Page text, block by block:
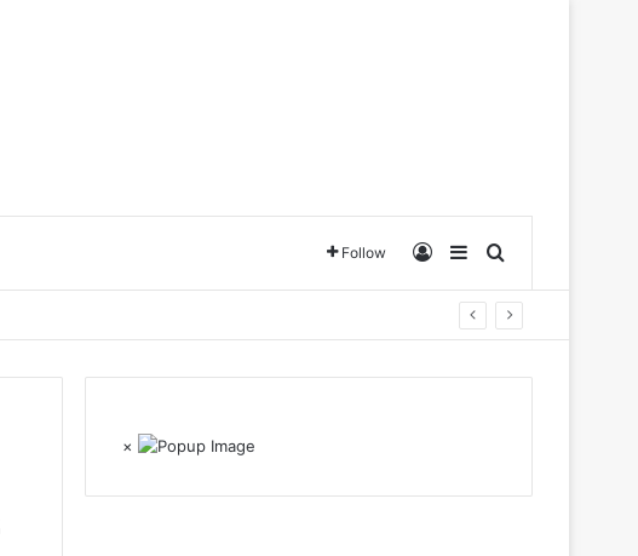
Follow Log InSidebarSearch for
×